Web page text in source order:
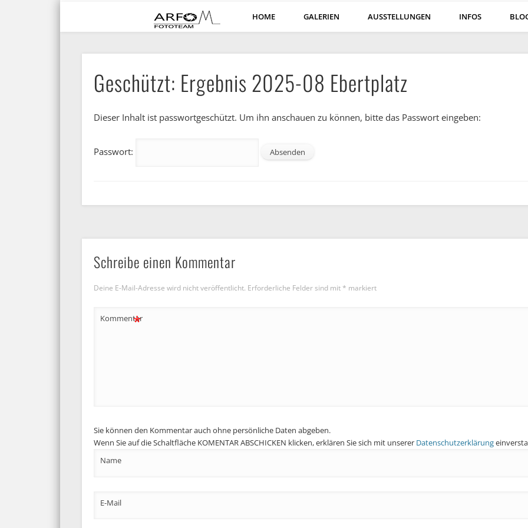
HOME GALERIEN AUSSTELLUNGEN INFOS
Geschützt: Ergebnis 2025-08 Ebertplatz
Dieser Inhalt ist passwortgeschützt. Um ihn anschauen zu können, bitte das Passwort eingeben:
Passwort:
Schreibe einen Kommentar
Deine E-Mail-Adresse wird nicht veröffentlicht. Erforderliche Felder sind mit * markiert
Kommentar
*
Sie können den Kommentar auch ohne persönliche Daten abgeben.
Wenn Sie auf die Schaltfläche KOMENTAR ABSCHICKEN klicken, erklären Sie sich mit unserer Datenschutzerklärung
Name
E-Mail